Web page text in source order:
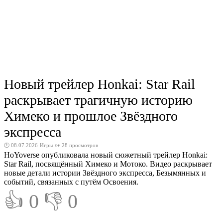
Новый трейлер Honkai: Star Rail
раскрывает трагичную историю
Химеко и прошлое Звёздного
экспресса
🕑 08.07.2026 Игры 👀 28 просмотров
HoYoverse опубликовала новый сюжетный трейлер Honkai:
Star Rail, посвящённый Химеко и Мотоко. Видео раскрывает
новые детали истории Звёздного экспресса, Безымянных и
событий, связанных с путём Освоения.
👍 0 👎 0